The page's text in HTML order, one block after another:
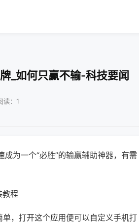
_如何只赢不输-科技要闻
读：1
为一个“必胜”的输赢辅助神器，有需
程
，打开这个应用便可以自定义手机打